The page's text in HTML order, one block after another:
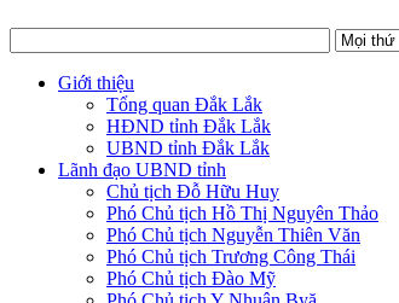
Giới thiệu
Tổng quan Đắk Lắk
HĐND tỉnh Đắk Lắk
UBND tỉnh Đắk Lắk
Lãnh đạo UBND tỉnh
Chủ tịch Đỗ Hữu Huy
Phó Chủ tịch Hồ Thị Nguyên Thảo
Phó Chủ tịch Nguyễn Thiên Văn
Phó Chủ tịch Trương Công Thái
Phó Chủ tịch Đào Mỹ